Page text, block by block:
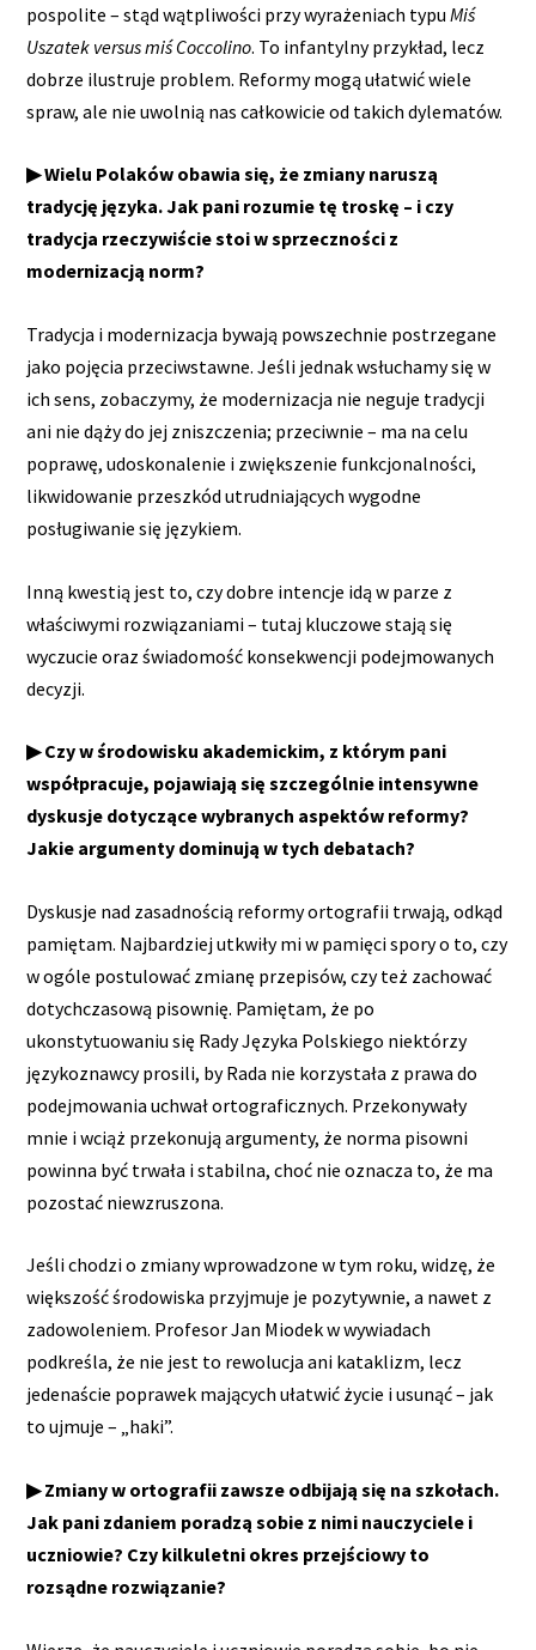
pospolite – stąd wątpliwości przy wyrażeniach typuMiś
Uszatek versus miś Coccolino. To infantylny przykład, lecz
dobrze ilustruje problem. Reformy mogą ułatwić wiele
spraw, ale nie uwolnią nas całkowicie od takich dylematów.
▶ Wielu Polaków obawia się, że zmiany naruszą
tradycję języka. Jak pani rozumie tę troskę – i czy
tradycja rzeczywiście stoi w sprzeczności z
modernizacją norm?
Tradycja i modernizacja bywają powszechnie postrzegane
jako pojęcia przeciwstawne. Jeśli jednak wsłuchamy się w
ich sens, zobaczymy, że modernizacja nie neguje tradycji
ani nie dąży do jej zniszczenia; przeciwnie – ma na celu
poprawę, udoskonalenie i zwiększenie funkcjonalności,
likwidowanie przeszkód utrudniających wygodne
posługiwanie się językiem.
Inną kwestią jest to, czy dobre intencje idą w parze z
właściwymi rozwiązaniami – tutaj kluczowe stają się
wyczucie oraz świadomość konsekwencji podejmowanych
decyzji.
▶ Czy w środowisku akademickim, z którym pani
współpracuje, pojawiają się szczególnie intensywne
dyskusje dotyczące wybranych aspektów reformy?
Jakie argumenty dominują w tych debatach?
Dyskusje nad zasadnością reformy ortografii trwają, odkąd
pamiętam. Najbardziej utkwiły mi w pamięci spory o to, czy
w ogóle postulować zmianę przepisów, czy też zachować
dotychczasową pisownię. Pamiętam, że po
ukonstytuowaniu się Rady Języka Polskiego niektórzy
językoznawcy prosili, by Rada nie korzystała z prawa do
podejmowania uchwał ortograficznych. Przekonywały
mnie i wciąż przekonują argumenty, że norma pisowni
powinna być trwała i stabilna, choć nie oznacza to, że ma
pozostać niewzruszona.
Jeśli chodzi o zmiany wprowadzone w tym roku, widzę, że
większość środowiska przyjmuje je pozytywnie, a nawet z
zadowoleniem. Profesor Jan Miodek w wywiadach
podkreśla, że nie jest to rewolucja ani kataklizm, lecz
jedenaście poprawek mających ułatwić życie i usunąć – jak
to ujmuje – „haki”.
▶ Zmiany w ortografii zawsze odbijają się na szkołach.
Jak pani zdaniem poradzą sobie z nimi nauczyciele i
uczniowie? Czy kilkuletni okres przejściowy to
rozsądne rozwiązanie?